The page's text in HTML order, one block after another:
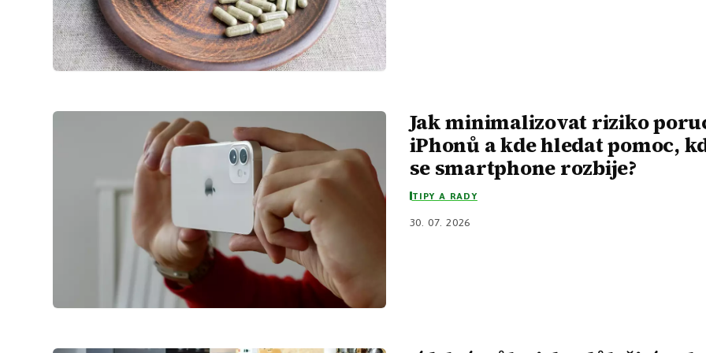
Jak minimalizovat riziko
iPhonů a kde hledat pomoc,
se smartphone rozbije?
TIPY A RADY
30. 07. 2026